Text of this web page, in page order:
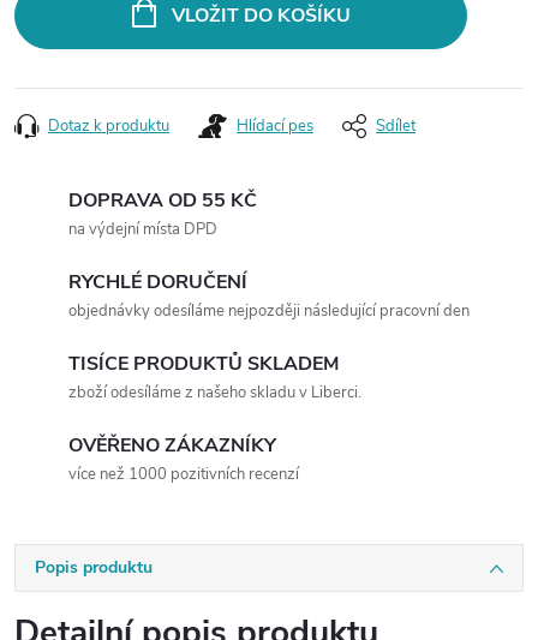
VLOŽIT DO KOŠÍKU
Dotaz k produktu Hlídací pes Sdílet
DOPRAVA OD 55 KČ
na výdejní místa DPD
RYCHLÉ DORUČENÍ
objednávky odesíláme nejpozději následující pracovní den
TISÍCE PRODUKTŮ SKLADEM
zboží odesíláme z našeho skladu v Liberci.
OVĚŘENO ZÁKAZNÍKY
více než 1000 pozitivních recenzí
Popis produktu